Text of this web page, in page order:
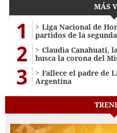
MÁS
1
Liga Nacional de
partidos de la
2
Claudia Canahuati,
busca la corona del
3
Fallece el padre de
Argentina